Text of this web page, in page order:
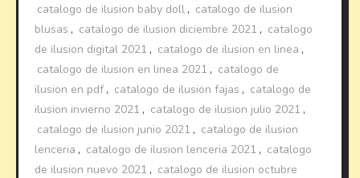
catalogo de ilusion baby doll , catalogo de ilusion
blusas , catalogo de ilusion diciembre 2021 , catalogo
de ilusion digital 2021 , catalogo de ilusion en linea ,
catalogo de ilusion en linea 2021 , catalogo de
ilusion en pdf , catalogo de ilusion fajas , catalogo de
ilusion invierno 2021 , catalogo de ilusion julio 2021 ,
catalogo de ilusion junio 2021 , catalogo de ilusion
lenceria , catalogo de ilusion lenceria 2021 , catalogo
de ilusion nuevo 2021 , catalogo de ilusion octubre